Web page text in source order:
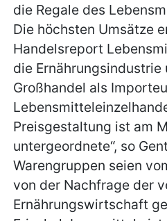
die Regale des
Die höchsten Umsätze
Handelsreport
die Ernährungsindustrie
Großhandel als
Preisgestaltung ist am
untergeordnete“, so
Warengruppen seien
von der Nachfrage der
Ernährungswirtschaft